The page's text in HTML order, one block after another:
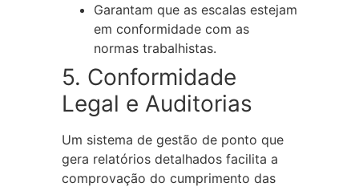
Garantam que as escalas estejam
em conformidade com as
normas trabalhistas.
5. Conformidade
Legal e Auditorias
Um sistema de gestão de ponto que
gera relatórios detalhados facilita a
comprovação do cumprimento das